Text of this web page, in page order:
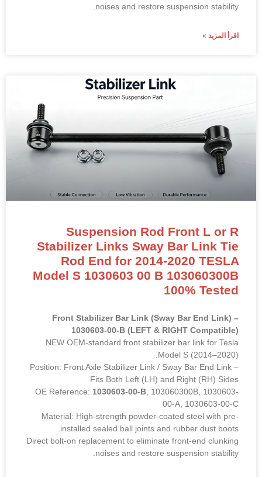
noises and restore suspension stability.
اقرأ المزيد »
Suspension Rod Front L or R
Stabilizer Links Sway Bar Link Tie
Rod End for 2014-2020 TESLA
Model S 1030603 00 B 103060300B
100% Tested
Front Stabilizer Bar Link (Sway Bar End Link) –
1030603-00-B (LEFT & RIGHT Compatible)
NEW OEM-standard front stabilizer bar link for Tesla
Model S (2014–2020).
Position: Front Axle Stabilizer Link / Sway Bar End Link –
Fits Both Left (LH) and Right (RH) Sides
OE Reference: 1030603-00-B , 103060300B, 1030603-
00-A, 1030603-00-C
Material: High-strength powder-coated steel with pre-
installed sealed ball joints and rubber dust boots.
Direct bolt-on replacement to eliminate front-end clunking
noises and restore suspension stability.